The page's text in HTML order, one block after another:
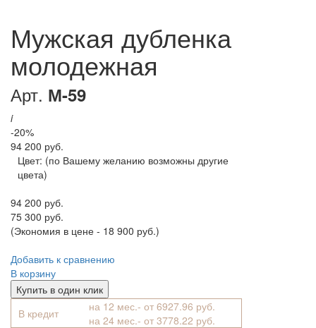
Мужская дубленка
молодежная
Арт. М-59
i
-20%
94 200 руб.
Цвет: (по Вашему желанию возможны другие
цвета)
94 200 руб.
75 300 руб.
(Экономия в цене - 18 900 руб.)
Добавить к сравнению
В корзину
Купить в один клик
В кредит
на 12 мес.- от 6927.96 руб.
на 24 мес.- от 3778.22 руб.